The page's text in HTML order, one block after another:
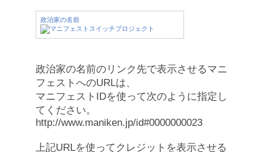
政治家の名前
政治家の名前のリンク先で表示させるマニ
フェストへのURLは、
マニフェストIDを使って次のように指定し
てください。
http://www.maniken.jp/id#0000000023
上記URLを使ってクレジットを表示させる